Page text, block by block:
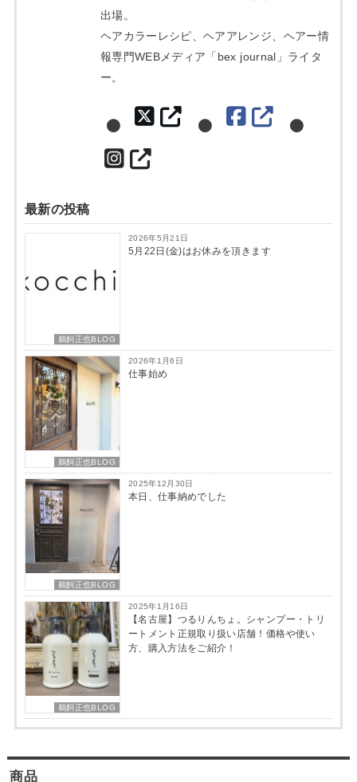
出場。
ヘアカラーレシピ、ヘアアレンジ、ヘアー情
報専門WEBメディア「bex journal」ライタ
ー。
最新の投稿
鵜飼正也BLOG
2026年5月21日
5月22日(金)はお休みを頂きます
鵜飼正也BLOG
2026年1月6日
仕事始め
鵜飼正也BLOG
2025年12月30日
本日、仕事納めでした
鵜飼正也BLOG
2025年1月16日
【名古屋】つるりんちょ。シャンプー・トリ
ートメント正規取り扱い店舗！価格や使い
方、購入方法をご紹介！
商品